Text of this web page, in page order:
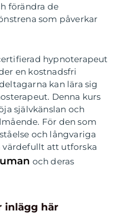
förändra de
som påverkar
hypnoterapeut
en kostnadsfri
kan lära sig
Denna kurs
självkänslan och
För den som
och långvariga
värdefullt att utforska
och deras
inlägg här